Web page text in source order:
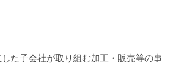
した子会社が取り組む加工・販売等の事